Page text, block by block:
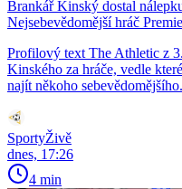
Brankář Kinský dostal
Nejsebevědomější hráč
Profilový text The Athletic z
Kinského za hráče, vedle
najít někoho sebevědomějšího.
SportyŽivě
dnes, 17:26
4 min